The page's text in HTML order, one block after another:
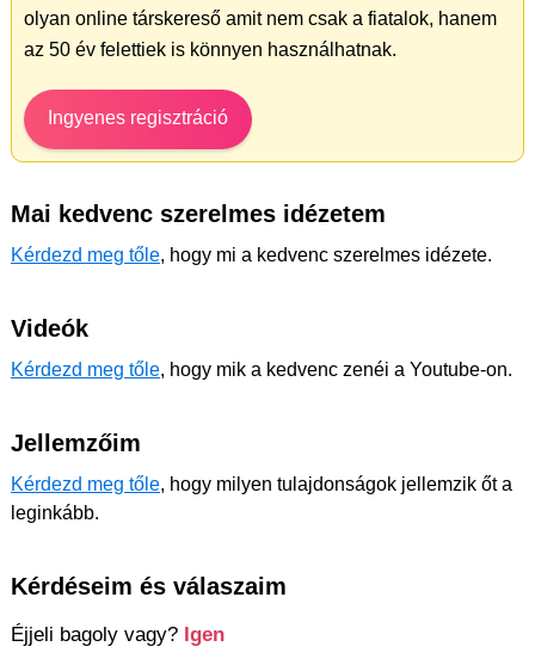
olyan online társkereső amit nem csak a fiatalok, hanem
az 50 év felettiek is könnyen használhatnak.
Ingyenes regisztráció
Mai kedvenc szerelmes idézetem
Kérdezd meg tőle, hogy mi a kedvenc szerelmes idézete.
Videók
Kérdezd meg tőle, hogy mik a kedvenc zenéi a Youtube-on.
Jellemzőim
Kérdezd meg tőle, hogy milyen tulajdonságok jellemzik őt a
leginkább.
Kérdéseim és válaszaim
Éjjeli bagoly vagy? Igen